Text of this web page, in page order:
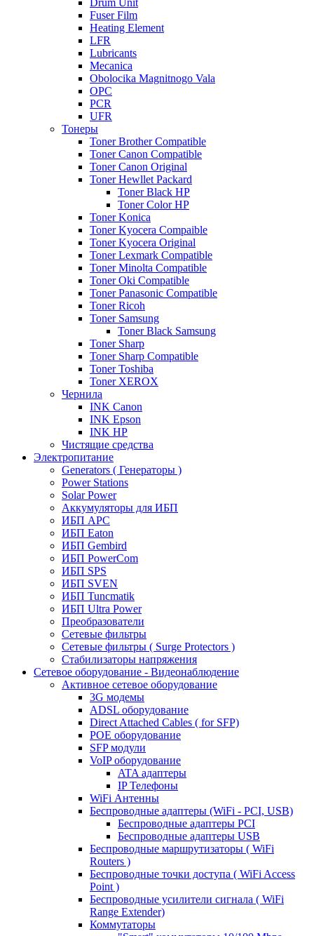
Drum Unit
Fuser Film
Heating Element
LFR
Lubricants
Mecanica
Obolocika Magnitnogo Vala
OPC
PCR
UFR
Тонеры
Toner Brother Compatible
Toner Canon Compatible
Toner Canon Original
Toner Hewllet Packard
Toner Black HP
Toner Color HP
Toner Konica
Toner Kyocera Compaible
Toner Kyocera Original
Toner Lexmark Compatible
Toner Minolta Compatible
Toner Oki Compatible
Toner Panasonic Compatible
Toner Ricoh
Toner Samsung
Toner Black Samsung
Toner Sharp
Toner Sharp Compatible
Toner Toshiba
Toner XEROX
Чернила
INK Canon
INK Epson
INK HP
Чистящие средства
Электропитание
Generators ( Генераторы )
Power Stations
Solar Power
Аккумуляторы для ИБП
ИБП APC
ИБП Eaton
ИБП Gembird
ИБП PowerCom
ИБП SPS
ИБП SVEN
ИБП Tuncmatik
ИБП Ultra Power
Преобразователи
Сетевые фильтры
Сетевые фильтры ( Surge Protectors )
Стабилизаторы напряжения
Сетевое оборудование - Видеонаблюдение
Активное сетевое оборудование
3G модемы
ADSL оборудование
Direct Attached Cables ( for SFP)
POE оборудование
SFP модули
VoIP оборудование
ATA адаптеры
IP Телефоны
WiFi Антенны
Беспроводные адаптеры (WiFi - PCI, USB)
Беспроводные адаптеры PCI
Беспроводные адаптеры USB
Беспроводные маршрутизаторы ( WiFi
Routers )
Беспроводные точки доступа ( WiFi Access
Point )
Беспроводные усилители сигнала ( WiFi
Range Extender)
Коммутаторы